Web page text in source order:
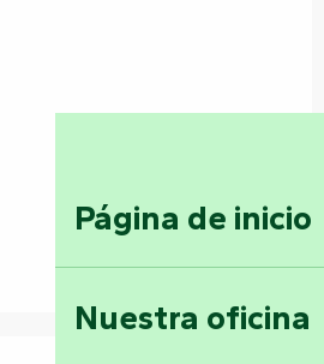
Página de inicio
Nuestra oficina